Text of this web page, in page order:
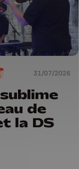
31/07/2026
de
la DS